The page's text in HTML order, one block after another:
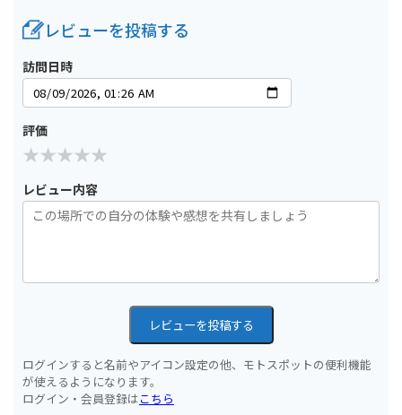
レビューを投稿する
訪問日時
評価
レビュー内容
レビューを投稿する
ログインすると名前やアイコン設定の他、モトスポットの便利機能
が使えるようになります。
ログイン・会員登録はこちら